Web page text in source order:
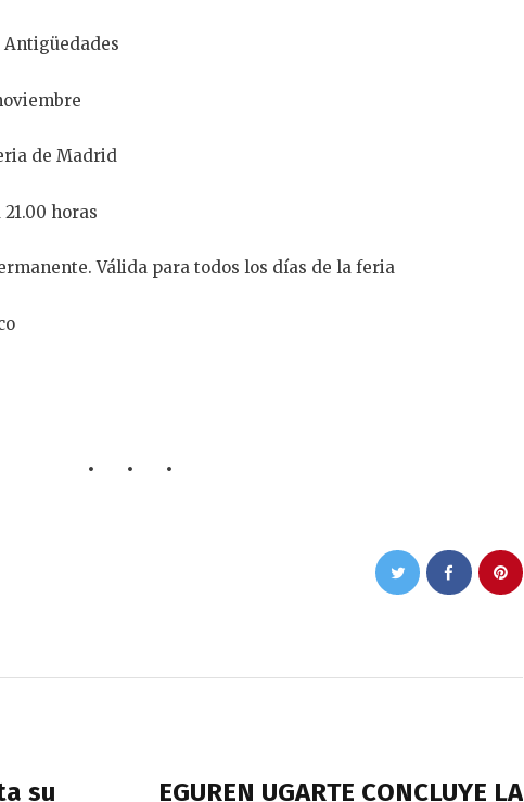
de Madrid
horas
Válida para todos los días de la feria
su
EGUREN UGARTE CONCLUYE LA